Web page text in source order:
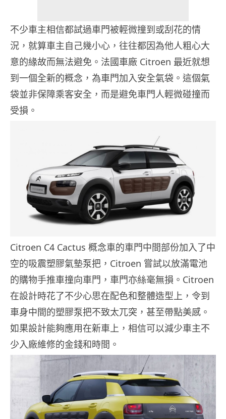
不少車主相信都試過車門被輕微撞到或刮花的情
況，就算車主自己幾小心，往往都因為他人粗心大
意的緣故而無法避免。法國車廠 Citroen 最近就想
到一個全新的概念，為車門加入安全氣袋。這個氣
袋並非保障乘客安全，而是避免車門人輕微碰撞而
受損。
Citroen C4 Cactus 概念車的車門中間部份加入了中
空的吸震塑膠氣墊泵把，Citroen 嘗試以放滿電池
的購物手推車撞向車門，車門亦絲毫無損。Citroen
在設計時花了不少心思在配色和整體造型上，令到
車身中間的塑膠泵把不致太兀突，甚至帶點美感。
如果設計能夠應用在新車上，相信可以減少車主不
少入廠維修的金錢和時間。